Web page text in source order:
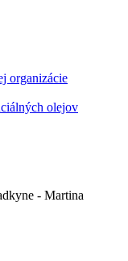
organizácie
olejov
- Martina